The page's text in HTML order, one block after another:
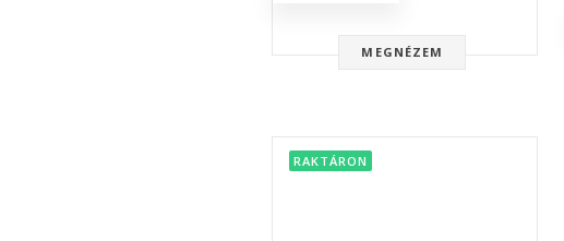
MEGNÉZEM
RAKTÁRON